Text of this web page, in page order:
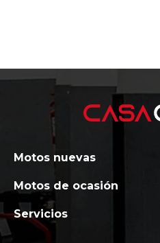
Motos nuevas
Motos de ocasión
Servicios